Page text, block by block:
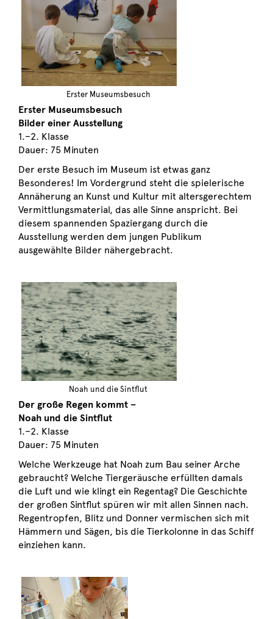
Erster Museumsbesuch
Erster Museumsbesuch
Bilder einer Ausstellung
1.–2. Klasse
Dauer: 75 Minuten
Der erste Besuch im Museum ist etwas ganz
Besonderes! Im Vordergrund steht die spielerische
Annäherung an Kunst und Kultur mit altersgerechtem
Vermittlungsmaterial, das alle Sinne anspricht. Bei
diesem spannenden Spaziergang durch die
Ausstellung werden dem jungen Publikum
ausgewählte Bilder nähergebracht.
Noah und die Sintflut
Der große Regen kommt –
Noah und die Sintflut
1.–2. Klasse
Dauer: 75 Minuten
Welche Werkzeuge hat Noah zum Bau seiner Arche
gebraucht? Welche Tiergeräusche erfüllten damals
die Luft und wie klingt ein Regentag? Die Geschichte
der großen Sintflut spüren wir mit allen Sinnen nach.
Regentropfen, Blitz und Donner vermischen sich mit
Hämmern und Sägen, bis die Tierkolonne in das Schiff
einziehen kann.